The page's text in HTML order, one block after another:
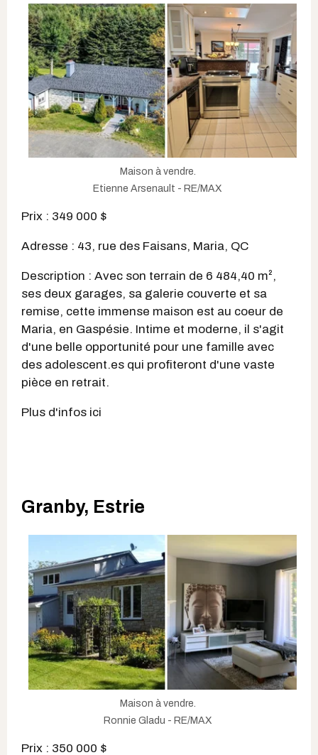
Maison à vendre.
Etienne Arsenault - RE/MAX
Prix : 349 000 $
Adresse : 43, rue des Faisans, Maria, QC
Description : Avec son terrain de 6 484,40 m²,
ses deux garages, sa galerie couverte et sa
remise, cette immense maison est au coeur de
Maria, en Gaspésie. Intime et moderne, il s'agit
d'une belle opportunité pour une famille avec
des adolescent.es qui profiteront d'une vaste
pièce en retrait.
Plus d'infos ici
Granby, Estrie
Maison à vendre.
Ronnie Gladu - RE/MAX
Prix : 350 000 $